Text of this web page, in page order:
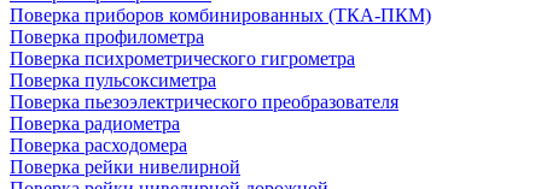
Поверка приборов комбинированных (ТКА-ПКМ)
Поверка профилометра
Поверка психрометрического гигрометра
Поверка пульсоксиметра
Поверка пьезоэлектрического преобразователя
Поверка радиометра
Поверка расходомера
Поверка рейки нивелирной